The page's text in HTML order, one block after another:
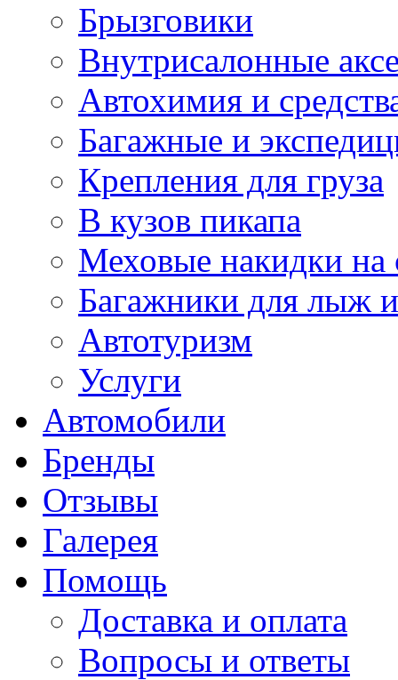
Брызговики
Внутрисалонные
Автохимия и
Багажные и
Крепления для груза
В кузов пикапа
Меховые накидки на
Багажники для лыж
Автотуризм
Услуги
Автомобили
Бренды
Отзывы
Галерея
Помощь
Доставка и оплата
Вопросы и ответы